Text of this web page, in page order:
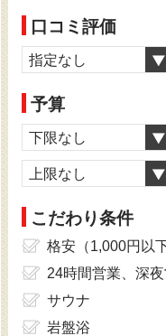
口コミ評価
指定なし
予算
下限なし
上限なし
こだわり条件
格安（1,000円以下
24時間営業、深
サウナ
岩盤浴